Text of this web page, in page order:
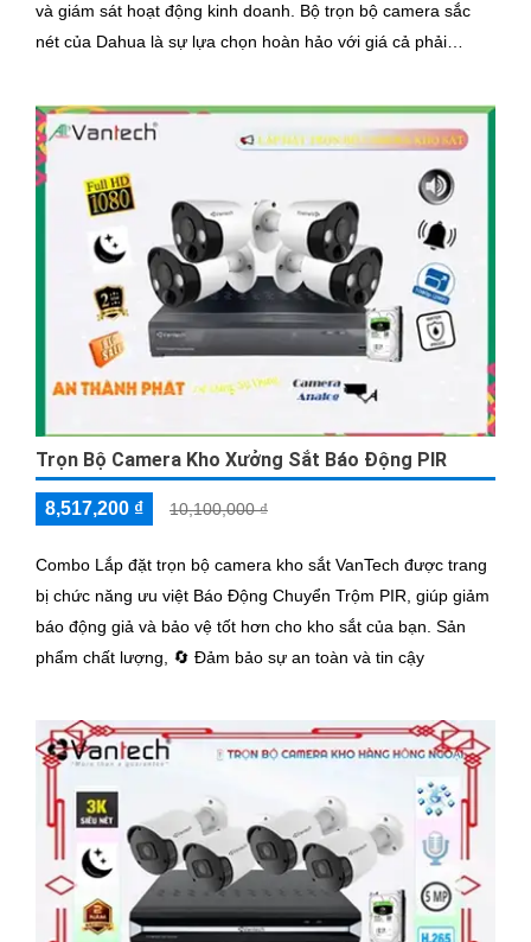
và giám sát hoạt động kinh doanh. Bộ trọn bộ camera sắc
nét của Dahua là sự lựa chọn hoàn hảo với giá cả phải
Trọn Bộ Camera Kho Xưởng Sắt Báo Động PIR
8,517,200 ₫ 10,100,000 ₫
Combo Lắp đặt trọn bộ camera kho sắt VanTech được trang
bị chức năng ưu việt Báo Động Chuyển Trộm PIR, giúp giảm
báo động giả và bảo vệ tốt hơn cho kho sắt của bạn. Sản
phẩm chất lượng, 🔄 Đảm bảo sự an toàn và tin cậy